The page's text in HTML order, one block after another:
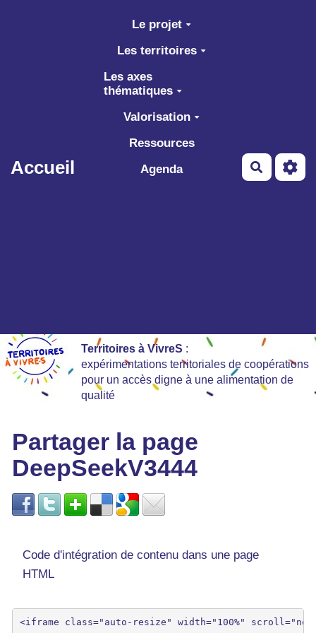
Aller au contenu principal
Accueil
Le projet
Les territoires
Les axes
thématiques
Valorisation
Ressources
Agenda
Territoires à VivreS :
expérimentations territoriales de coopérations
pour un accès digne à une alimentation de
qualité
Partager la page
DeepSeekV3444
Code d'intégration de contenu dans une page
HTML